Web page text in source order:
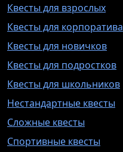
Квесты для взрослых
Квесты для корпоратива
Квесты для новичков
Квесты для подростков
Квесты для школьников
Нестандартные квесты
Сложные квесты
Спортивные квесты